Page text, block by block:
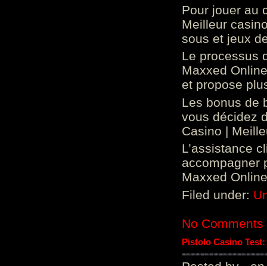
Pour jouer au
Meilleur
sous et jeux
Le processus
Maxxed
et propose
Les bonus de
vous décidez
Casino |
L’assistance
accompagner
Maxxed
Filed under:
No Comments
Pistolo Casino